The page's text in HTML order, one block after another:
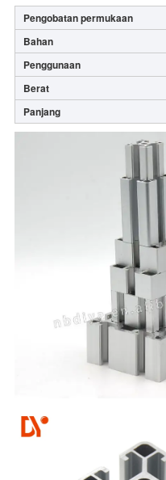
Pengobatan permukaan
Bahan
Penggunaan
Berat
Panjang